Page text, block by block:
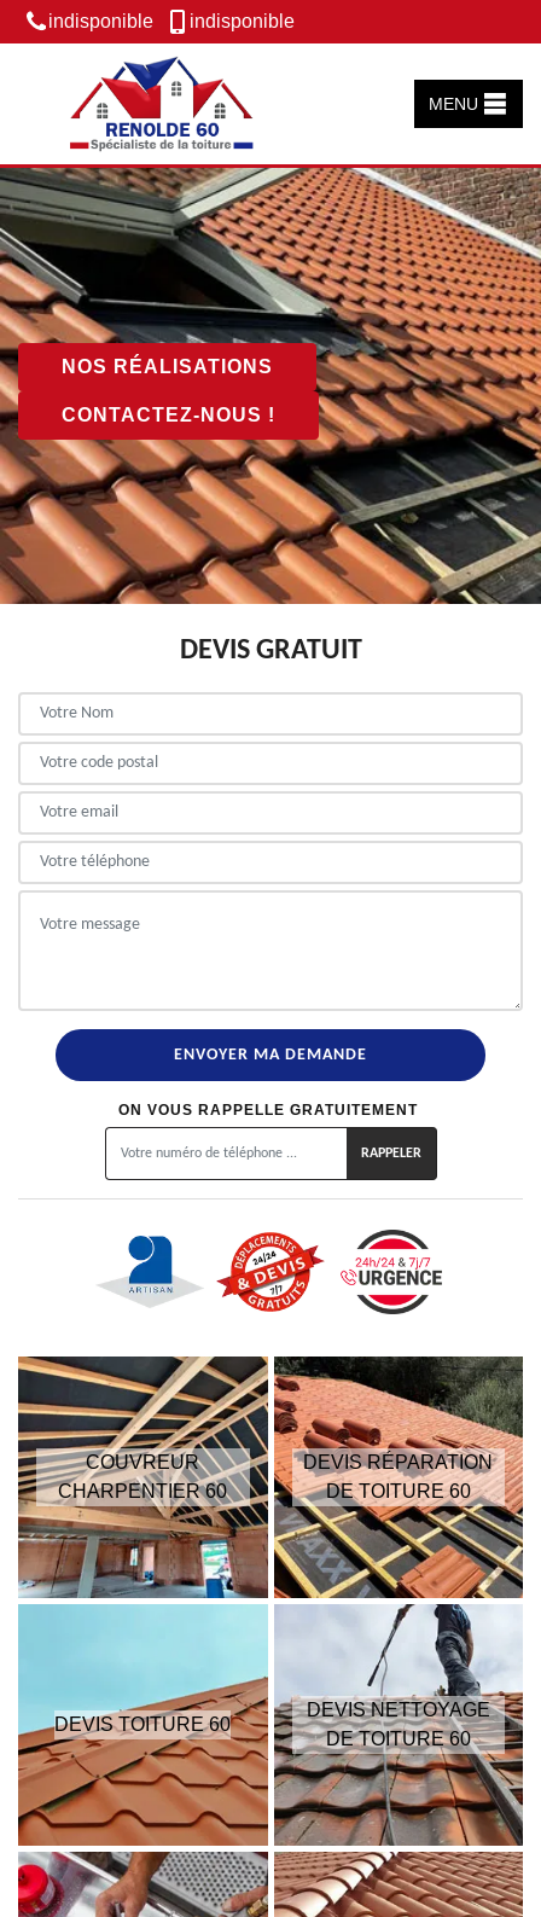
indisponible indisponible
MENU
NOS RÉALISATIONS
CONTACTEZ-NOUS !
DEVIS GRATUIT
ON VOUS RAPPELLE GRATUITEMENT
COUVREUR
CHARPENTIER 60
DEVIS RÉPARATION
DE TOITURE 60
DEVIS TOITURE 60
DEVIS NETTOYAGE
DE TOITURE 60